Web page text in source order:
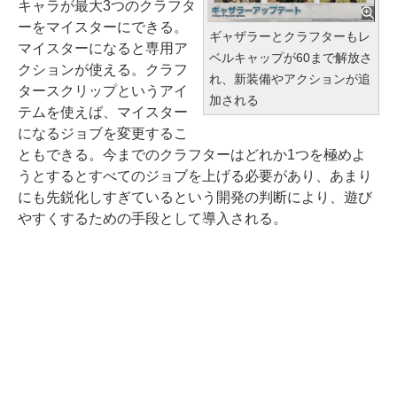
ギャザラーとクラフターもレ
ベルキャップが60まで解放さ
れ、新装備やアクションが追
加される
キャラが最大3つのクラフタ
ーをマイスターにできる。
マイスターになると専用ア
クションが使える。クラフ
タースクリップというアイ
テムを使えば、マイスター
になるジョブを変更するこ
ともできる。今までのクラフターはどれか1つを極めよ
うとするとすべてのジョブを上げる必要があり、あまり
にも先鋭化しすぎているという開発の判断により、遊び
やすくするための手段として導入される。